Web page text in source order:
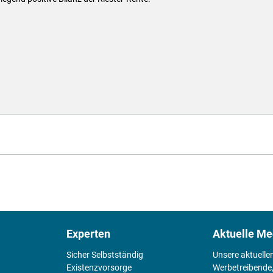
Experten
Sicher Selbstständig
Existenz­vorsorge
Aktuelle
Unsere